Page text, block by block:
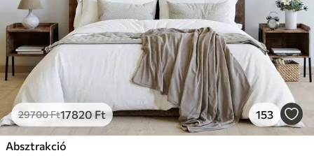
29700Ft17820Ft 153
Absztrakció